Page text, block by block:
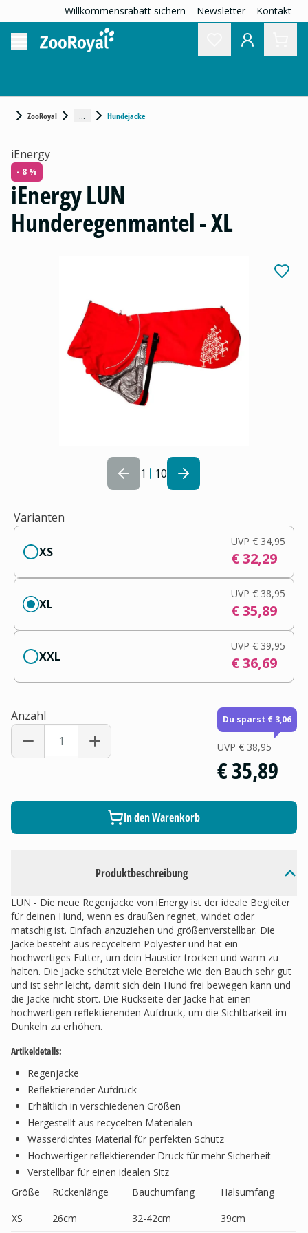
Willkommensrabatt sichern Newsletter Kontakt
ZooRoyal ... Hundejacke
1 10
Produktbeschreibung
LUN - Die neue Regenjacke von iEnergy ist der ideale Begleiter
für deinen Hund, wenn es draußen regnet, windet oder
matschig ist. Einfach anzuziehen und größenverstellbar. Die
Jacke besteht aus recyceltem Polyester und hat ein
hochwertiges Futter, um dein Haustier trocken und warm zu
halten. Die Jacke schützt viele Bereiche wie den Bauch sehr gut
und ist sehr leicht, damit sich dein Hund frei bewegen kann und
die Jacke nicht stört. Die Rückseite der Jacke hat einen
hochwertigen reflektierenden Aufdruck, um die Sichtbarkeit im
Dunkeln zu erhöhen.
Artikeldetails:
Regenjacke
Reflektierender Aufdruck
Erhältlich in verschiedenen Größen
Hergestellt aus recycelten Materialen
Wasserdichtes Material für perfekten Schutz
Hochwertiger reflektierender Druck für mehr Sicherheit
Verstellbar für einen idealen Sitz
Größe
Rückenlänge Bauchumfang
Halsumfang
XS
26cm 32-42cm 39cm
iEnergy
- 8 %
iEnergy LUN
Hunderegenmantel - XL
Varianten
XS
UVP € 34,95
€ 32,29
XL
UVP € 38,95
€ 35,89
XXL
UVP € 39,95
€ 36,69
Anzahl Du sparst € 3,06
UVP € 38,95
€ 35,89
In den Warenkorb